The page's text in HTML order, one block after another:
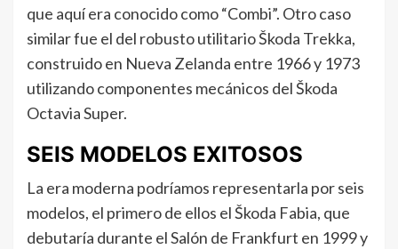
que aquí era conocido como “Combi”. Otro caso
similar fue el del robusto utilitario Škoda Trekka,
construido en Nueva Zelanda entre 1966 y 1973
utilizando componentes mecánicos del Škoda
Octavia Super.
SEIS MODELOS EXITOSOS
La era moderna podríamos representarla por seis
modelos, el primero de ellos el Škoda Fabia, que
debutaría durante el Salón de Frankfurt en 1999 y